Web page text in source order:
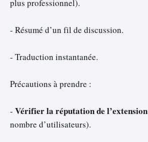
plus professionnel).
- Résumé d’un fil de discussion.
- Traduction instantanée.
Précautions à prendre :
- Vérifier la réputation de l’extension
nombre d’utilisateurs).